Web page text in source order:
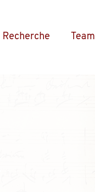
Recherche Team